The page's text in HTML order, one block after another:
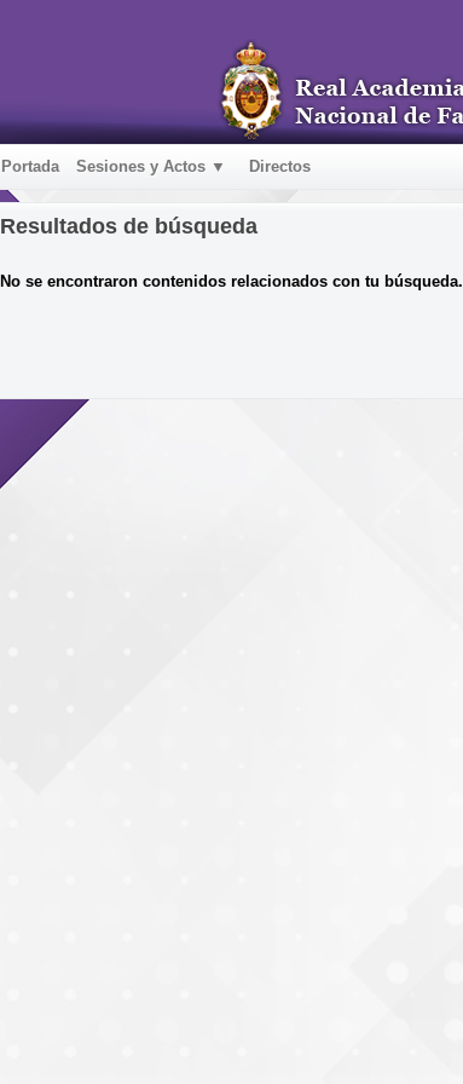
Portada Sesiones y Actos ▼ Directos
Resultados de búsqueda
No se encontraron contenidos relacionados con tu búsqueda.